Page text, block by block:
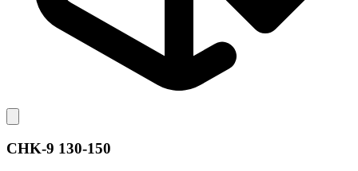
CHK-9 130-150